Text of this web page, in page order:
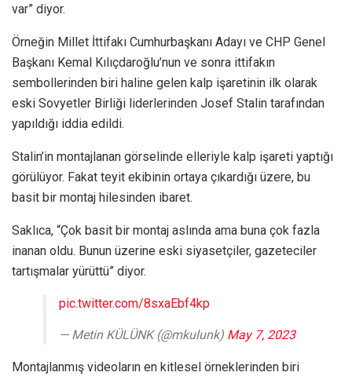
var” diyor.
Örneğin Millet İttifakı Cumhurbaşkanı Adayı ve CHP Genel
Başkanı Kemal Kılıçdaroğlu’nun ve sonra ittifakın
sembollerinden biri haline gelen kalp işaretinin ilk olarak
eski Sovyetler Birliği liderlerinden Josef Stalin tarafından
yapıldığı iddia edildi.
Stalin’in montajlanan görselinde elleriyle kalp işareti yaptığı
görülüyor. Fakat teyit ekibinin ortaya çıkardığı üzere, bu
basit bir montaj hilesinden ibaret.
Saklıca, “Çok basit bir montaj aslında ama buna çok fazla
inanan oldu. Bunun üzerine eski siyasetçiler, gazeteciler
tartışmalar yürüttü” diyor.
pic.twitter.com/8sxaEbf4kp
— Metin KÜLÜNK (@mkulunk) May 7, 2023
Montajlanmış videoların en kitlesel örneklerinden biri